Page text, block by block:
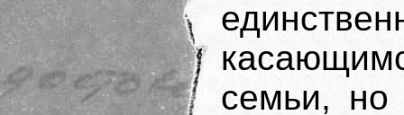
семьи, но